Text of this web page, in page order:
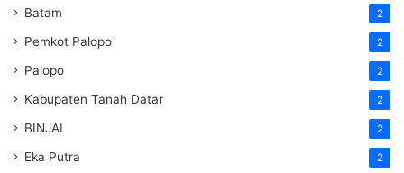
Batam 2
Pemkot Palopo 2
Palopo 2
Kabupaten Tanah Datar 2
BINJAI 2
Eka Putra 2